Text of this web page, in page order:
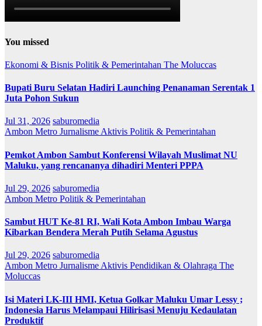
You missed
Ekonomi & Bisnis Politik & Pemerintahan The Moluccas
Bupati Buru Selatan Hadiri Launching Penanaman Serentak 1
Juta Pohon Sukun
Jul 31, 2026 saburomedia
Ambon Metro Jurnalisme Aktivis Politik & Pemerintahan
Pemkot Ambon Sambut Konferensi Wilayah Muslimat NU
Maluku, yang rencananya dihadiri Menteri PPPA
Jul 29, 2026 saburomedia
Ambon Metro Politik & Pemerintahan
Sambut HUT Ke-81 RI, Wali Kota Ambon Imbau Warga
Kibarkan Bendera Merah Putih Selama Agustus
Jul 29, 2026 saburomedia
Ambon Metro Jurnalisme Aktivis Pendidikan & Olahraga The
Moluccas
Isi Materi LK-III HMI, Ketua Golkar Maluku Umar Lessy ;
Indonesia Harus Melampaui Hilirisasi Menuju Kedaulatan
Produktif